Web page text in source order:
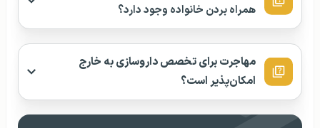
همراه بردن خانواده وجود دارد؟
مهاجرت برای تخصص داروسازی به خارج
امکان‌پذیر است؟